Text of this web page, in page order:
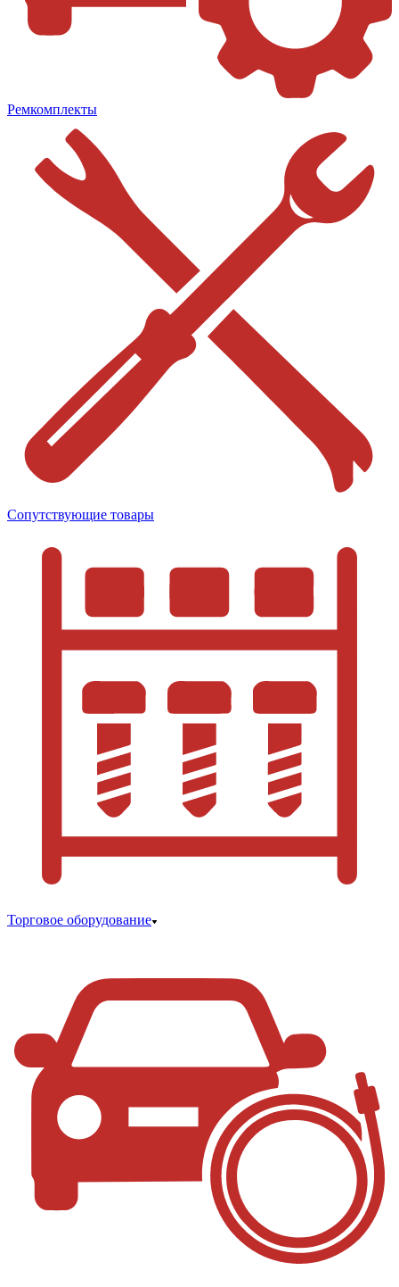
Ремкомплекты
Сопутствующие товары
Торговое оборудование